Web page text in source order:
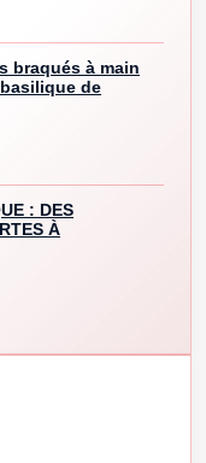
braqués à main
de
: DES
À